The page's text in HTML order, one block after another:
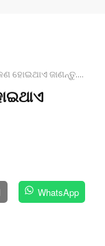
ହୋଇଥାଏ ଜାଣନ୍ତୁ....
WhatsApp